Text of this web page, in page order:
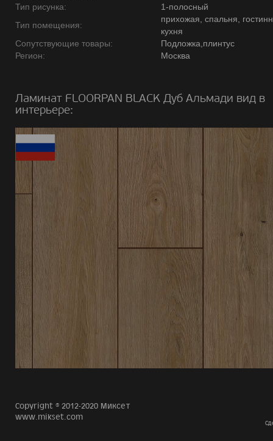
Тип рисунка:
1-полосный
Тип помещения:
прихожая, спальня,
кухня
Сопутствующие товары:
Подложка,плинтус
Регион:
Москва
Ламинат FLOORPAN BLACK Дуб Альмади вид в
интерьере:
Copyright © 2012-2020 Миксет
www.mikset.com